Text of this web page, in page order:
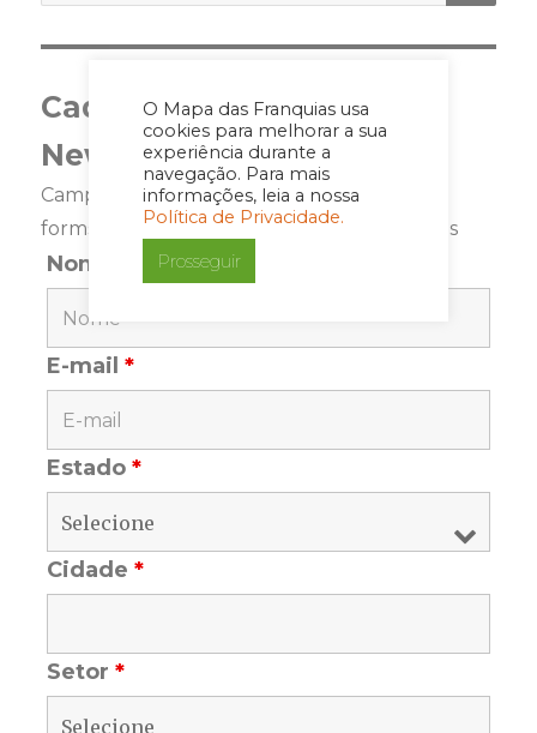
O Mapa das Franquias usa
cookies para melhorar a sua
experiência durante a
navegação. Para mais
informações, leia a nossa
Política de Privacidade.
Prosseguir
Cadastre-se para a
Newsletter
Campos marcados com <span class="ninja-
forms-req-symbol">*</span> são requeridos
Nome
E-mail*
Estado*
Cidade*
Setor*